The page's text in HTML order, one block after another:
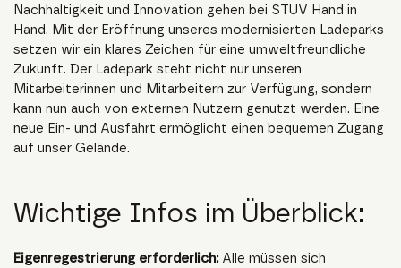
Nachhaltigkeit und Innovation gehen bei STUV Hand in
Hand. Mit der Eröffnung unseres modernisierten Ladeparks
setzen wir ein klares Zeichen für eine umweltfreundliche
Zukunft. Der Ladepark steht nicht nur unseren
Mitarbeiterinnen und Mitarbeitern zur Verfügung, sondern
kann nun auch von externen Nutzern genutzt werden. Eine
neue Ein- und Ausfahrt ermöglicht einen bequemen Zugang
auf unser Gelände.
Wichtige Infos im Überblick:
Eigenregestrierung erforderlich:Alle müssen sich